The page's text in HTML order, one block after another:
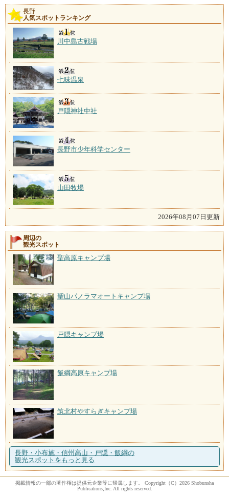
長野
人気スポットランキング
川中島古戦場
七味温泉
戸隠神社中社
長野市少年科学センター
山田牧場
2026年08月07日更新
周辺の
観光スポット
聖高原キャンプ場
聖山パノラマオートキャンプ場
戸隠キャンプ場
飯綱高原キャンプ場
筑北村やすらぎキャンプ場
長野・小布施・信州高山・戸隠・飯綱の
観光スポットをもっと見る
掲載情報の一部の著作権は提供元企業等に帰属します。 Copyright（C）2026 Shobunsha
Publications,Inc. All rights reserved.